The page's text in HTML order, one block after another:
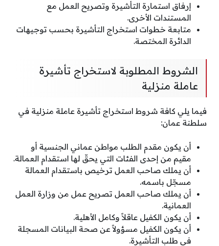
إرفاق استمارة التأشيرة وتصريح العمل مع
المستندات الأخرى.
متابعة خطوات استخراج التأشيرة بحسب توجيهات
الدائرة المختصة.
الشروط المطلوبة لاستخراج تأشيرة
عاملة منزلية
فيما يلي كافة شروط استخراج تأشيرة عاملة منزلية في
سلطنة عمان:
أن يكون مقدم الطلب مواطن عماني الجنسية أو
مقيم من إحدى الفئات التي يحقّ لها استقدام العمالة.
أن يملك صاحب العمل ترخيص باستقدام العمالة
مسجّل باسمه.
أن يملك صاحب العمل تصريح عمل من وزارة العمل
العمانية.
أن يكون الكفيل عاقلاً وكامل الأهلية.
أن يكون الكفيل مسؤولاً عن صحة البيانات المسجلة
في طلب التأشيرة.